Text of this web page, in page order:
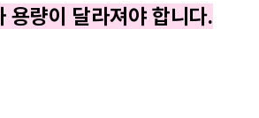
용량이 달라져야 합니다.